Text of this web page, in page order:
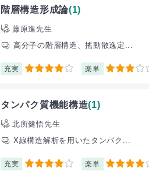
階層構造形成論(1)
藤原進先生
高分子の階層構造、搖動散逸定...
充実 4 楽単 3
タンパク質機能構造(1)
北所健悟先生
X線構造解析を用いたタンパク...
充実 4 楽単 4